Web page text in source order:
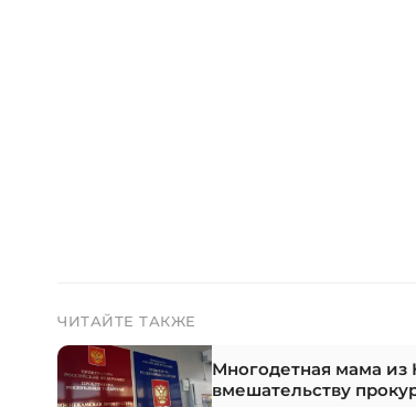
ЧИТАЙТЕ ТАКЖЕ
Многодетная мама
вмешательству